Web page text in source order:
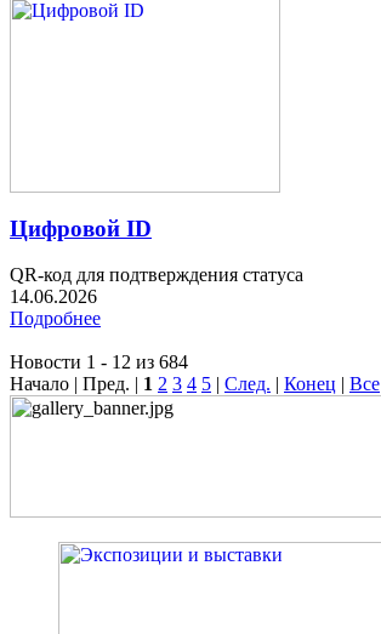
Цифровой ID
QR-код для подтверждения статуса
14.06.2026
Подробнее
Новости 1 - 12 из 684
Начало | Пред. | 1 2 3 4 5 | След. | Конец | Все